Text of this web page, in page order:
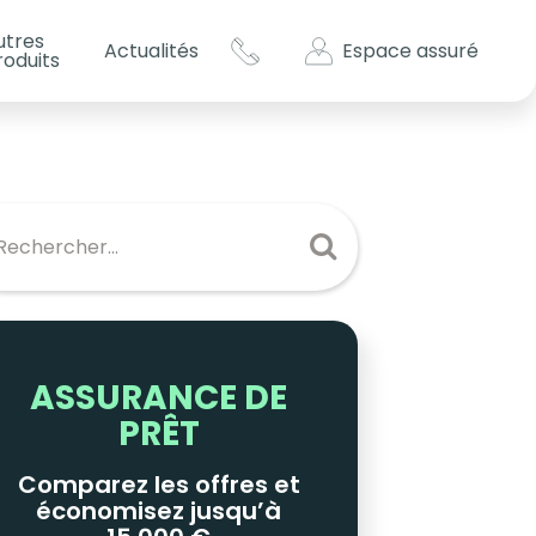
?
Actualités Espace assuré
ASSURANCE DE
PRÊT
Comparez les offres et
économisez jusqu’à